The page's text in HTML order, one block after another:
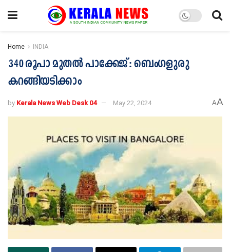
Home INDIA
340 രൂപാ മുതൽ പാക്കേജ് : ബെംഗളുരു
കറങ്ങിയടിക്കാം
by Kerala News Web Desk 04 May 22, 2024 AA